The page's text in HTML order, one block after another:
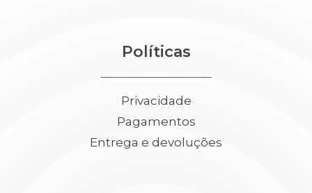
Políticas
Privacidade
Pagamentos
Entrega e devoluções